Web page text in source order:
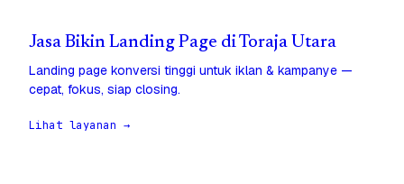
Jasa Bikin Landing Page di Toraja Utara
Landing page konversi tinggi untuk iklan & kampanye —
cepat, fokus, siap closing.
Lihat layanan →